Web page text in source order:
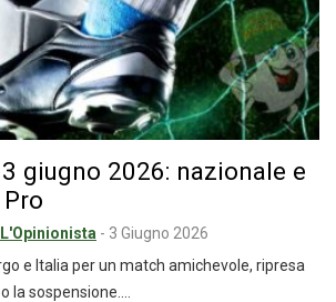
giugno 2026: nazionale e
- 3 Giugno 2026
e Italia per un match amichevole, ripresa
la sospensione.…